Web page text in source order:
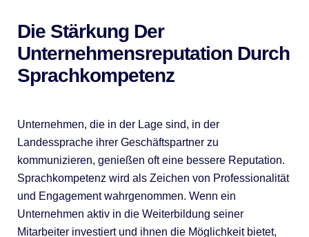
Die Stärkung Der
Unternehmensreputation Durch
Sprachkompetenz
Unternehmen, die in der Lage sind, in der
Landessprache ihrer Geschäftspartner zu
kommunizieren, genießen oft eine bessere Reputation.
Sprachkompetenz wird als Zeichen von Professionalität
und Engagement wahrgenommen. Wenn ein
Unternehmen aktiv in die Weiterbildung seiner
Mitarbeiter investiert und ihnen die Möglichkeit bietet,